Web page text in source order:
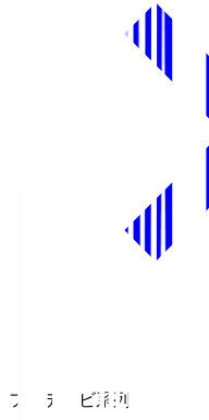
フジテレビ系列